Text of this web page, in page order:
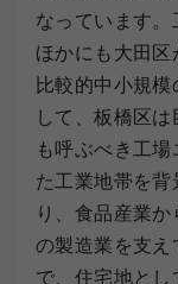
なっています
ほかにも大田
比較的中小規
して、板橋区
も呼ぶべき工
た工業地帯を
り、食品産業
の製造業を支
で、住宅地と